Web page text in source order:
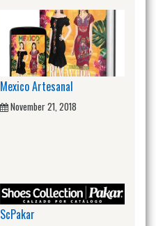
Mexico Artesanal
November 21, 2018
ScPakar